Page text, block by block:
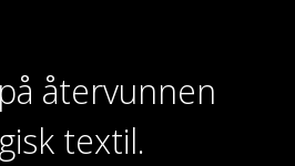
återvunnen
textil.